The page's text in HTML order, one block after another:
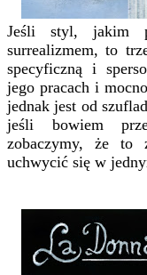
Jeśli styl, jakim
surrealizmem, to
specyficzną i
jego pracach i
jednak jest od
jeśli bowiem
zobaczymy, że to
uchwycić się w